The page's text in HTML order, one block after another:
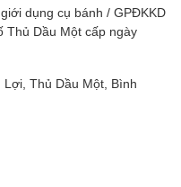
dụng cụ bánh / GPĐKKD
Thủ Dầu Một cấp ngày
Thủ Dầu Một, Bình